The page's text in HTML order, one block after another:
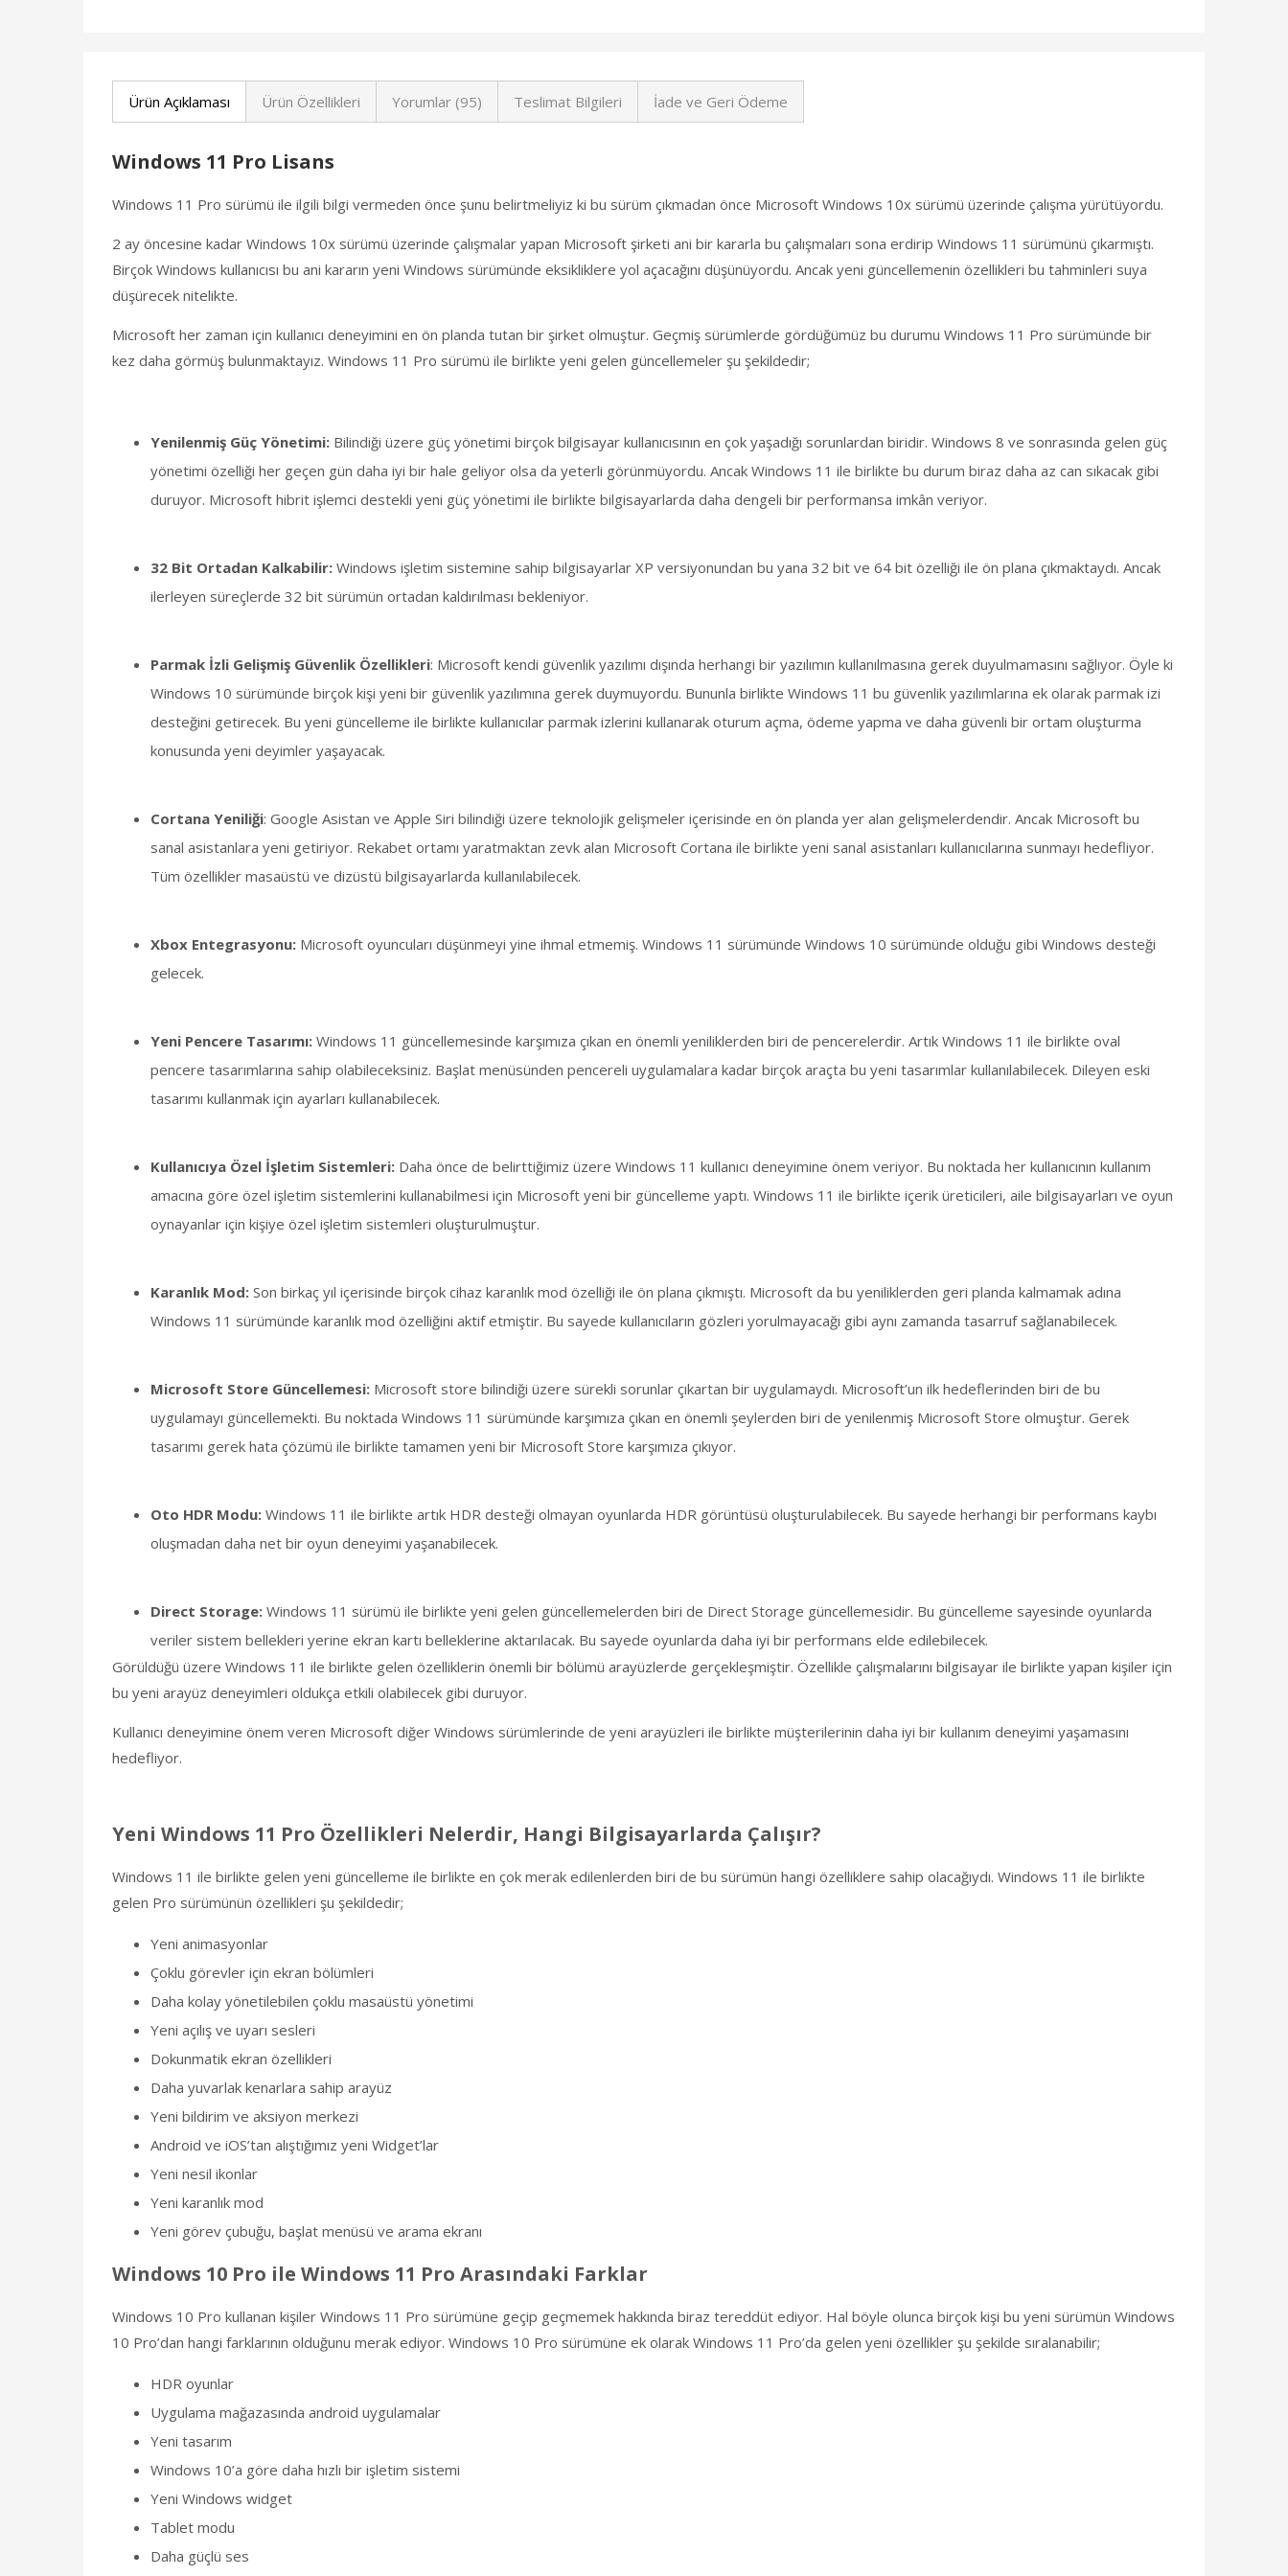
Ürün Açıklaması Ürün Özellikleri Yorumlar (95) Teslimat Bilgileri İade ve Geri Ödeme
Windows 11 Pro Lisans
Windows 11 Pro sürümü ile ilgili bilgi vermeden önce şunu belirtmeliyiz ki bu sürüm çıkmadan önce Microsoft Windows 10x sürümü üzerinde çalışma yürütüyordu.
2 ay öncesine kadar Windows 10x sürümü üzerinde çalışmalar yapan Microsoft şirketi ani bir kararla bu çalışmaları sona erdirip Windows 11 sürümünü çıkarmıştı.
Birçok Windows kullanıcısı bu ani kararın yeni Windows sürümünde eksikliklere yol açacağını düşünüyordu. Ancak yeni güncellemenin özellikleri bu tahminleri suya
düşürecek nitelikte.
Microsoft her zaman için kullanıcı deneyimini en ön planda tutan bir şirket olmuştur. Geçmiş sürümlerde gördüğümüz bu durumu Windows 11 Pro sürümünde bir
kez daha görmüş bulunmaktayız. Windows 11 Pro sürümü ile birlikte yeni gelen güncellemeler şu şekildedir;
Yenilenmiş Güç Yönetimi: Bilindiği üzere güç yönetimi birçok bilgisayar kullanıcısının en çok yaşadığı sorunlardan biridir. Windows 8 ve sonrasında gelen güç
yönetimi özelliği her geçen gün daha iyi bir hale geliyor olsa da yeterli görünmüyordu. Ancak Windows 11 ile birlikte bu durum biraz daha az can sıkacak gibi
duruyor. Microsoft hibrit işlemci destekli yeni güç yönetimi ile birlikte bilgisayarlarda daha dengeli bir performansa imkân veriyor.
32 Bit Ortadan Kalkabilir: Windows işletim sistemine sahip bilgisayarlar XP versiyonundan bu yana 32 bit ve 64 bit özelliği ile ön plana çıkmaktaydı. Ancak
ilerleyen süreçlerde 32 bit sürümün ortadan kaldırılması bekleniyor.
Parmak İzli Gelişmiş Güvenlik Özellikleri: Microsoft kendi güvenlik yazılımı dışında herhangi bir yazılımın kullanılmasına gerek duyulmamasını sağlıyor. Öyle ki
Windows 10 sürümünde birçok kişi yeni bir güvenlik yazılımına gerek duymuyordu. Bununla birlikte Windows 11 bu güvenlik yazılımlarına ek olarak parmak izi
desteğini getirecek. Bu yeni güncelleme ile birlikte kullanıcılar parmak izlerini kullanarak oturum açma, ödeme yapma ve daha güvenli bir ortam oluşturma
konusunda yeni deyimler yaşayacak.
Cortana Yeniliği: Google Asistan ve Apple Siri bilindiği üzere teknolojik gelişmeler içerisinde en ön planda yer alan gelişmelerdendir. Ancak Microsoft bu
sanal asistanlara yeni getiriyor. Rekabet ortamı yaratmaktan zevk alan Microsoft Cortana ile birlikte yeni sanal asistanları kullanıcılarına sunmayı hedefliyor.
Tüm özellikler masaüstü ve dizüstü bilgisayarlarda kullanılabilecek.
Xbox Entegrasyonu: Microsoft oyuncuları düşünmeyi yine ihmal etmemiş. Windows 11 sürümünde Windows 10 sürümünde olduğu gibi Windows desteği
gelecek.
Yeni Pencere Tasarımı: Windows 11 güncellemesinde karşımıza çıkan en önemli yeniliklerden biri de pencerelerdir. Artık Windows 11 ile birlikte oval
pencere tasarımlarına sahip olabileceksiniz. Başlat menüsünden pencereli uygulamalara kadar birçok araçta bu yeni tasarımlar kullanılabilecek. Dileyen eski
tasarımı kullanmak için ayarları kullanabilecek.
Kullanıcıya Özel İşletim Sistemleri: Daha önce de belirttiğimiz üzere Windows 11 kullanıcı deneyimine önem veriyor. Bu noktada her kullanıcının kullanım
amacına göre özel işletim sistemlerini kullanabilmesi için Microsoft yeni bir güncelleme yaptı. Windows 11 ile birlikte içerik üreticileri, aile bilgisayarları ve oyun
oynayanlar için kişiye özel işletim sistemleri oluşturulmuştur.
Karanlık Mod: Son birkaç yıl içerisinde birçok cihaz karanlık mod özelliği ile ön plana çıkmıştı. Microsoft da bu yeniliklerden geri planda kalmamak adına
Windows 11 sürümünde karanlık mod özelliğini aktif etmiştir. Bu sayede kullanıcıların gözleri yorulmayacağı gibi aynı zamanda tasarruf sağlanabilecek.
Microsoft Store Güncellemesi: Microsoft store bilindiği üzere sürekli sorunlar çıkartan bir uygulamaydı. Microsoft’un ilk hedeflerinden biri de bu
uygulamayı güncellemekti. Bu noktada Windows 11 sürümünde karşımıza çıkan en önemli şeylerden biri de yenilenmiş Microsoft Store olmuştur. Gerek
tasarımı gerek hata çözümü ile birlikte tamamen yeni bir Microsoft Store karşımıza çıkıyor.
Oto HDR Modu: Windows 11 ile birlikte artık HDR desteği olmayan oyunlarda HDR görüntüsü oluşturulabilecek. Bu sayede herhangi bir performans kaybı
oluşmadan daha net bir oyun deneyimi yaşanabilecek.
Direct Storage: Windows 11 sürümü ile birlikte yeni gelen güncellemelerden biri de Direct Storage güncellemesidir. Bu güncelleme sayesinde oyunlarda
veriler sistem bellekleri yerine ekran kartı belleklerine aktarılacak. Bu sayede oyunlarda daha iyi bir performans elde edilebilecek.
Görüldüğü üzere Windows 11 ile birlikte gelen özelliklerin önemli bir bölümü arayüzlerde gerçekleşmiştir. Özellikle çalışmalarını bilgisayar ile birlikte yapan kişiler için
bu yeni arayüz deneyimleri oldukça etkili olabilecek gibi duruyor.
Kullanıcı deneyimine önem veren Microsoft diğer Windows sürümlerinde de yeni arayüzleri ile birlikte müşterilerinin daha iyi bir kullanım deneyimi yaşamasını
hedefliyor.
Yeni Windows 11 Pro Özellikleri Nelerdir, Hangi Bilgisayarlarda Çalışır?
Windows 11 ile birlikte gelen yeni güncelleme ile birlikte en çok merak edilenlerden biri de bu sürümün hangi özelliklere sahip olacağıydı. Windows 11 ile birlikte
gelen Pro sürümünün özellikleri şu şekildedir;
Yeni animasyonlar
Çoklu görevler için ekran bölümleri
Daha kolay yönetilebilen çoklu masaüstü yönetimi
Yeni açılış ve uyarı sesleri
Dokunmatik ekran özellikleri
Daha yuvarlak kenarlara sahip arayüz
Yeni bildirim ve aksiyon merkezi
Android ve iOS’tan alıştığımız yeni Widget’lar
Yeni nesil ikonlar
Yeni karanlık mod
Yeni görev çubuğu, başlat menüsü ve arama ekranı
Windows 10 Pro ile Windows 11 Pro Arasındaki Farklar
Windows 10 Pro kullanan kişiler Windows 11 Pro sürümüne geçip geçmemek hakkında biraz tereddüt ediyor. Hal böyle olunca birçok kişi bu yeni sürümün Windows
10 Pro’dan hangi farklarının olduğunu merak ediyor. Windows 10 Pro sürümüne ek olarak Windows 11 Pro’da gelen yeni özellikler şu şekilde sıralanabilir;
HDR oyunlar
Uygulama mağazasında android uygulamalar
Yeni tasarım
Windows 10’a göre daha hızlı bir işletim sistemi
Yeni Windows widget
Tablet modu
Daha güçlü ses